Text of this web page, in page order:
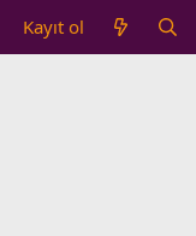
Kayıt ol